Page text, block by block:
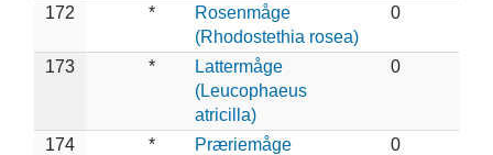
172 *
Rosenmåge
(Rhodostethia rosea)
0
173 *
Lattermåge
(Leucophaeus
atricilla)
0
174 *
Præriemåge
0